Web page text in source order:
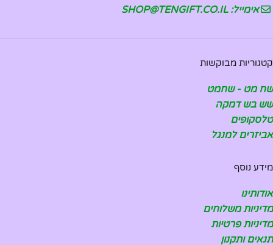
אימייל: SHOP@TENGIFT.CO.IL
קטגוריות מבוקשות
שח מט - שחמט
שש בש דמקה
טלסקופים
אביזרים למנגל
מידע נוסף
אודותינו
מדיניות משלוחים
מדיניות פרטיות
תנאים ותקנון